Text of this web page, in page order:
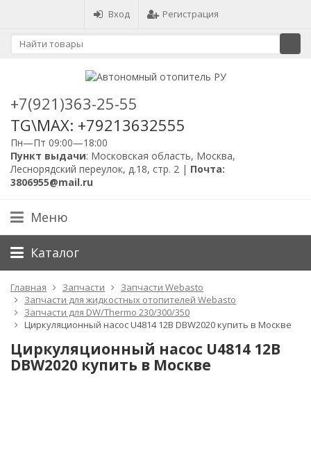
Вход Регистрация
+7(921)363-25-55
TG\MAX: +79213632555
Пн—Пт 09:00—18:00
Пункт выдачи: Московская область, Москва,
Леснорядский переулок, д.18, стр. 2 | Почта:
3806955@mail.ru
Меню
Каталог
Главная Запчасти
Запчасти Webasto
Запчасти для жидкостных отопителей Webasto
Запчасти для DW/Thermo 230/300/350
Циркуляционный насос U4814 12В DBW2020 купить в Москве
Циркуляционный насос U4814 12В
DBW2020 купить в Москве